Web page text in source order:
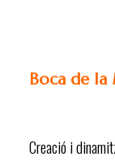
Boca de la
Creació i